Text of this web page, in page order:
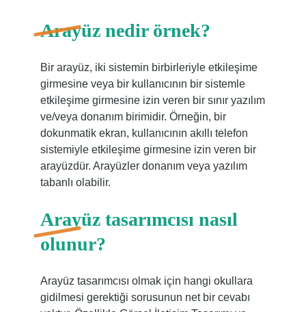
Arayüz nedir örnek?
Bir arayüz, iki sistemin birbirleriyle etkileşime
girmesine veya bir kullanıcının bir sistemle
etkileşime girmesine izin veren bir sınır yazılım
ve/veya donanım birimidir. Örneğin, bir
dokunmatik ekran, kullanıcının akıllı telefon
sistemiyle etkileşime girmesine izin veren bir
arayüzdür. Arayüzler donanım veya yazılım
tabanlı olabilir.
Arayüz tasarımcısı nasıl
olunur?
Arayüz tasarımcısı olmak için hangi okullara
gidilmesi gerektiği sorusunun net bir cevabı